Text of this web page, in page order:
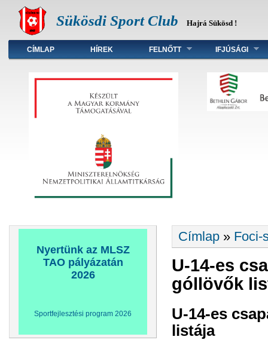
Sükösdi Sport Club Hajrá Sükösd !
Főmenü
CÍMLAP HÍREK FELNŐTT IFJÚSÁGI
Nyertünk az MLSZ
TAO pályázatán
2026
Sportfejlesztési program 2026
Jelenlegi hely
Címlap » Foci-
U-14-es
góllövők
U-14-es
listája